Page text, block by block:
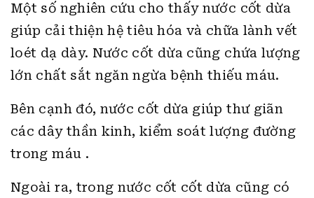
Một số nghiên cứu cho thấy nước cốt dừa
giúp cải thiện hệ tiêu hóa và chữa lành vết
loét dạ dày. Nước cốt dừa cũng chứa lượng
lớn chất sắt ngăn ngừa bệnh thiếu máu.
Bên cạnh đó, nước cốt dừa giúp thư giãn
các dây thần kinh, kiểm soát lượng đường
trong máu .
Ngoài ra, trong nước cốt cốt dừa cũng có